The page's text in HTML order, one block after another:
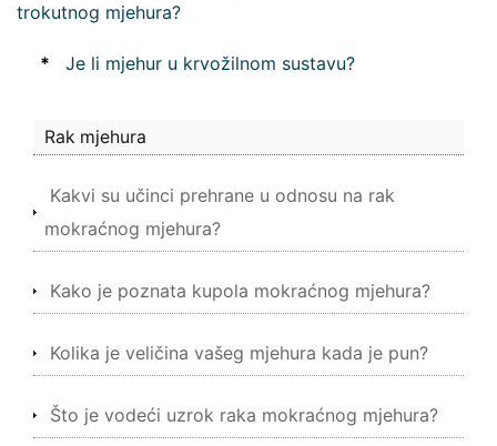
trokutnog mjehura?
* Je li mjehur u krvožilnom sustavu?
Rak mjehura
Kakvi su učinci prehrane u odnosu na rak
mokraćnog mjehura?
Kako je poznata kupola mokraćnog mjehura?
Kolika je veličina vašeg mjehura kada je pun?
Što je vodeći uzrok raka mokraćnog mjehura?